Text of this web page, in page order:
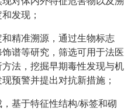
发现；
精准溯源，通过生物标志
谱等研究，筛选可用于法医
法，挖掘早期毒性发现与机
预警并提出对抗新措施；
基于特征性结构/标签和砌